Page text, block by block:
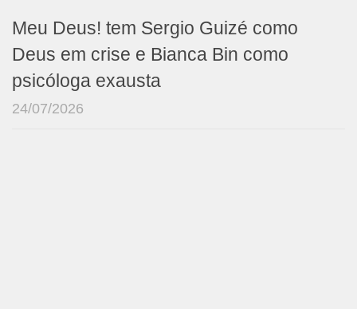
Meu Deus! tem Sergio Guizé como
Deus em crise e Bianca Bin como
psicóloga exausta
24/07/2026